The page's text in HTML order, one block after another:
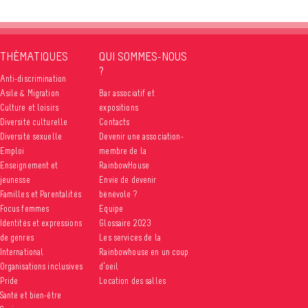
THÉMATIQUES
Anti-discrimination
Asile & Migration
Culture et loisirs
Diversité culturelle
Diversité sexuelle
Emploi
Enseignement et
jeunesse
Familles et Parentalités
Focus femmes
Identités et expressions
de genres
International
Organisations inclusives
Pride
Santé et bien-être
QUI SOMMES-NOUS
?
Bar associatif et
expositions
Contacts
Devenir une association-
membre de la
RainbowHouse
Envie de devenir
bénévole ?
Equipe
Glossaire 2023
Les services de la
Rainbowhouse en un coup
d’oeil
Location des salles